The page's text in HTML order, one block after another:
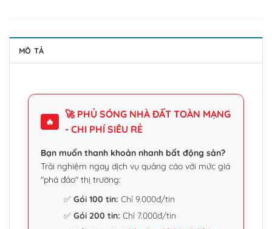
MÔ TẢ
🔥
🚀 PHỦ SÓNG NHÀ ĐẤT TOÀN MẠNG
- CHI PHÍ SIÊU RẺ
Bạn muốn thanh khoản nhanh bất động sản?
Trải nghiệm ngay dịch vụ quảng cáo với mức giá
"phá đảo" thị trường:
✅Gói 100 tin: Chỉ 9.000đ/tin
✅Gói 200 tin: Chỉ 7.000đ/tin